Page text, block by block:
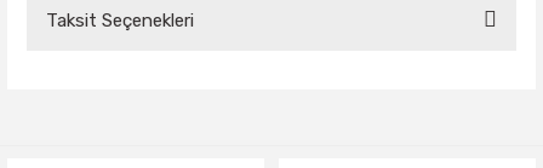
Taksit Seçenekleri